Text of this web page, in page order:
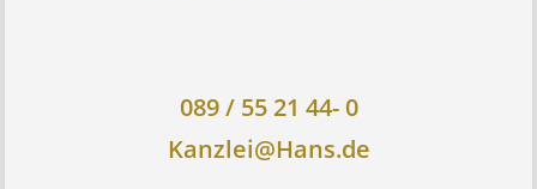
089 / 55 21 44- 0
Kanzlei@Hans.de